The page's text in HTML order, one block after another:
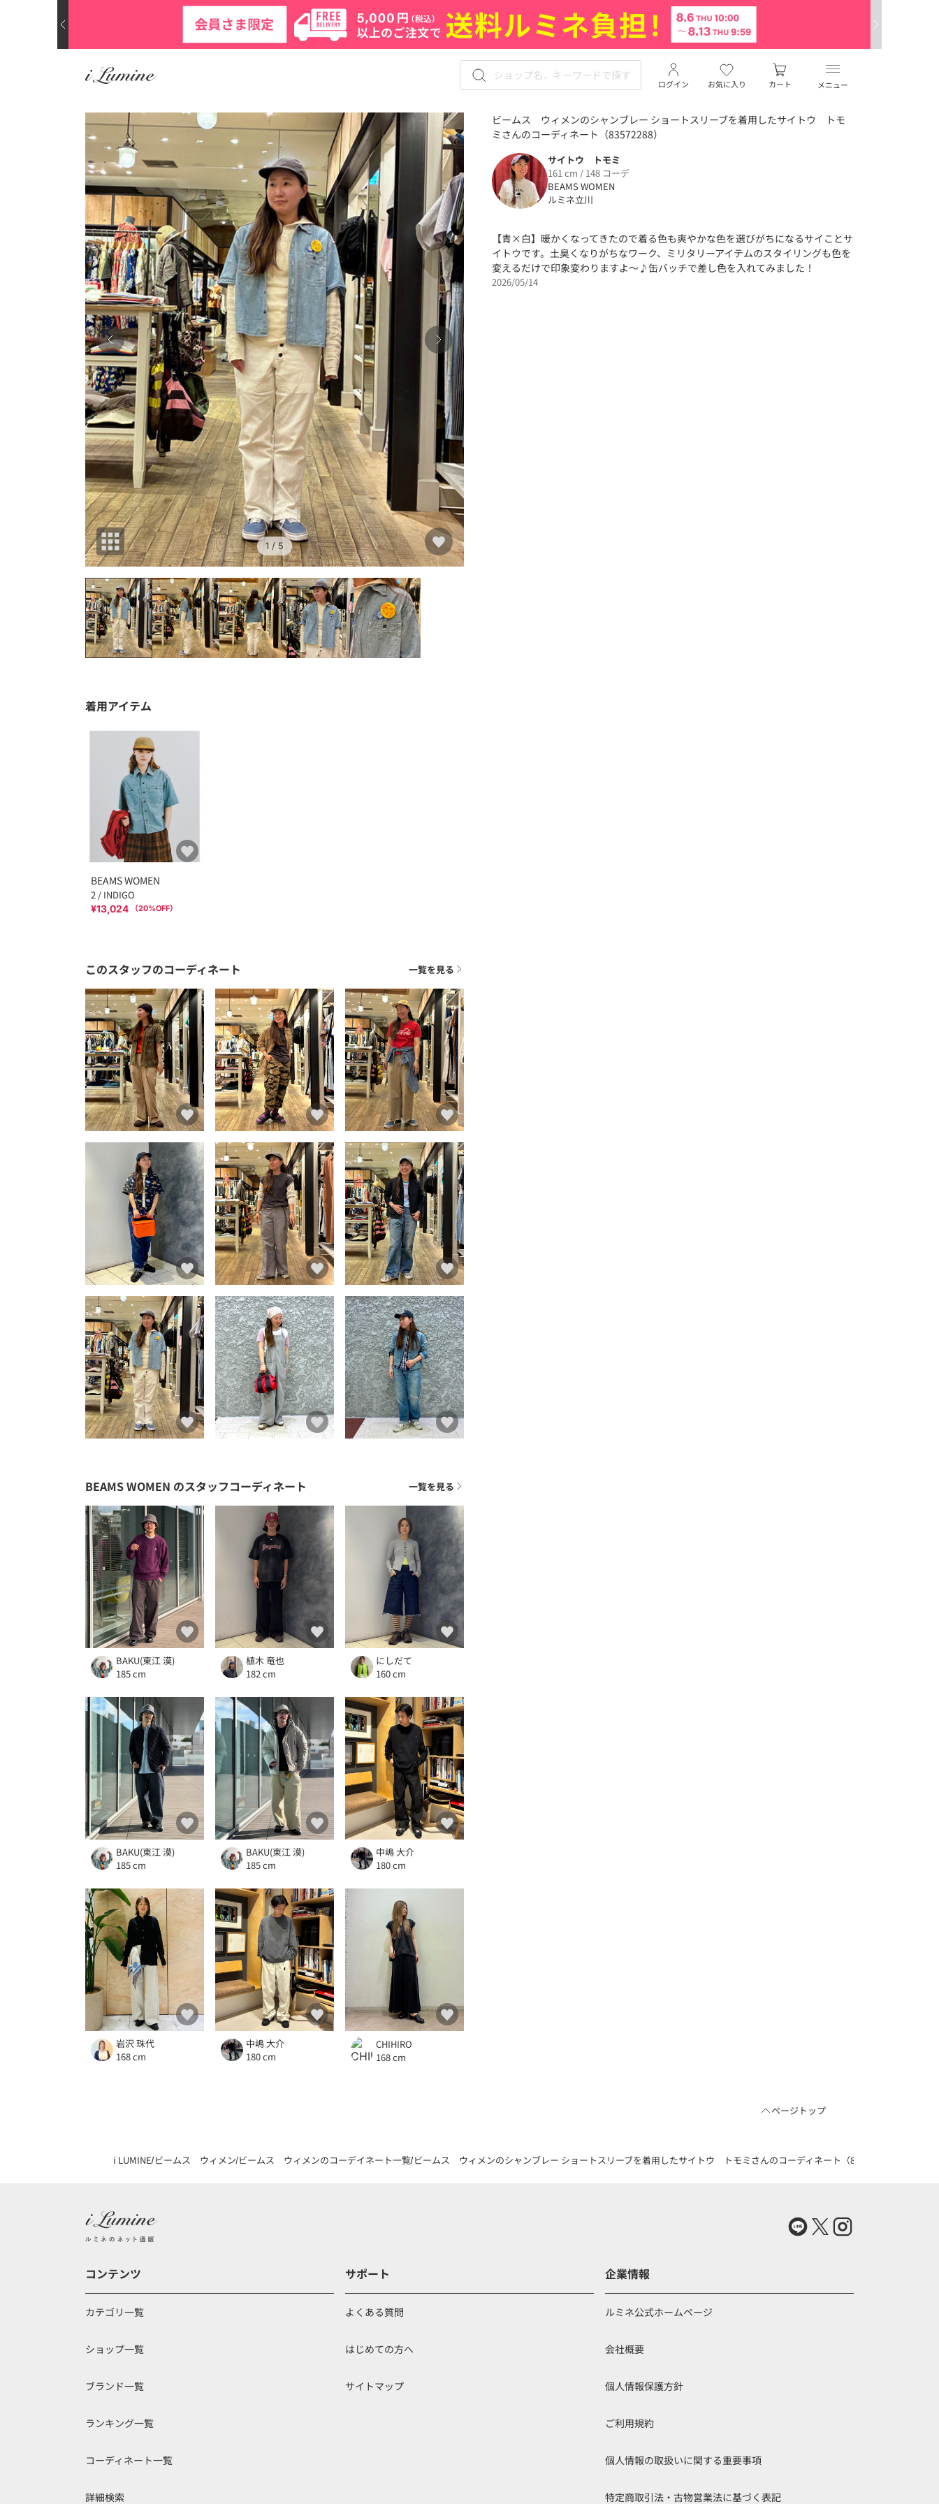
メニュー
お気に入り
ログイン カート
1 / 5
ビームス ウィメンのシャンブレー ショートスリーブを着用したサイトウ トモ
ミさんのコーディネート（83572288）
サイトウ トモミ
161 cm / 148 コーデ
BEAMS WOMEN
ルミネ立川
【青×白】暖かくなってきたので着る色も爽やかな色を選びがちになるサイことサ
イトウです。土臭くなりがちなワーク、ミリタリーアイテムのスタイリングも色を
変えるだけで印象変わりますよ〜♪缶バッチで差し色を入れてみました！
2026/05/14
着用アイテム
BEAMS WOMEN
2 / INDIGO
¥13,024 （20%OFF）
このスタッフのコーディネート 一覧を見る
BEAMS WOMEN のスタッフコーディネート 一覧を見る
BAKU(東江 漠)
185 cm
植木 竜也
182 cm
にしだて
160 cm
BAKU(東江 漠)
185 cm
BAKU(東江 漠)
185 cm
中嶋 大介
180 cm
岩沢 珠代
168 cm
中嶋 大介
180 cm
CHIHIRO
168 cm
ページトップ
i LUMINEビームス ウィメン ビームス ウィメンのコーデイネート一覧ビームス ウィメンのシャンブレー ショートスリーブを着用したサイトウ トモミさんのコーディネート（83572288）
コンテンツ
カテゴリ一覧
ショップ一覧
ブランド一覧
ランキング一覧
コーディネート一覧
詳細検索
サポート
よくある質問
はじめての方へ
サイトマップ
企業情報
ルミネ公式ホームページ
会社概要
個人情報保護方針
ご利用規約
個人情報の取扱いに関する重要事項
特定商取引法・古物営業法に基づく表記